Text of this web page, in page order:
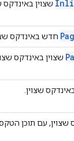
שצוין באינדקס
חדש באינדקס
שצוין באינדקס
שצוין.
שצוין, עם תוכן